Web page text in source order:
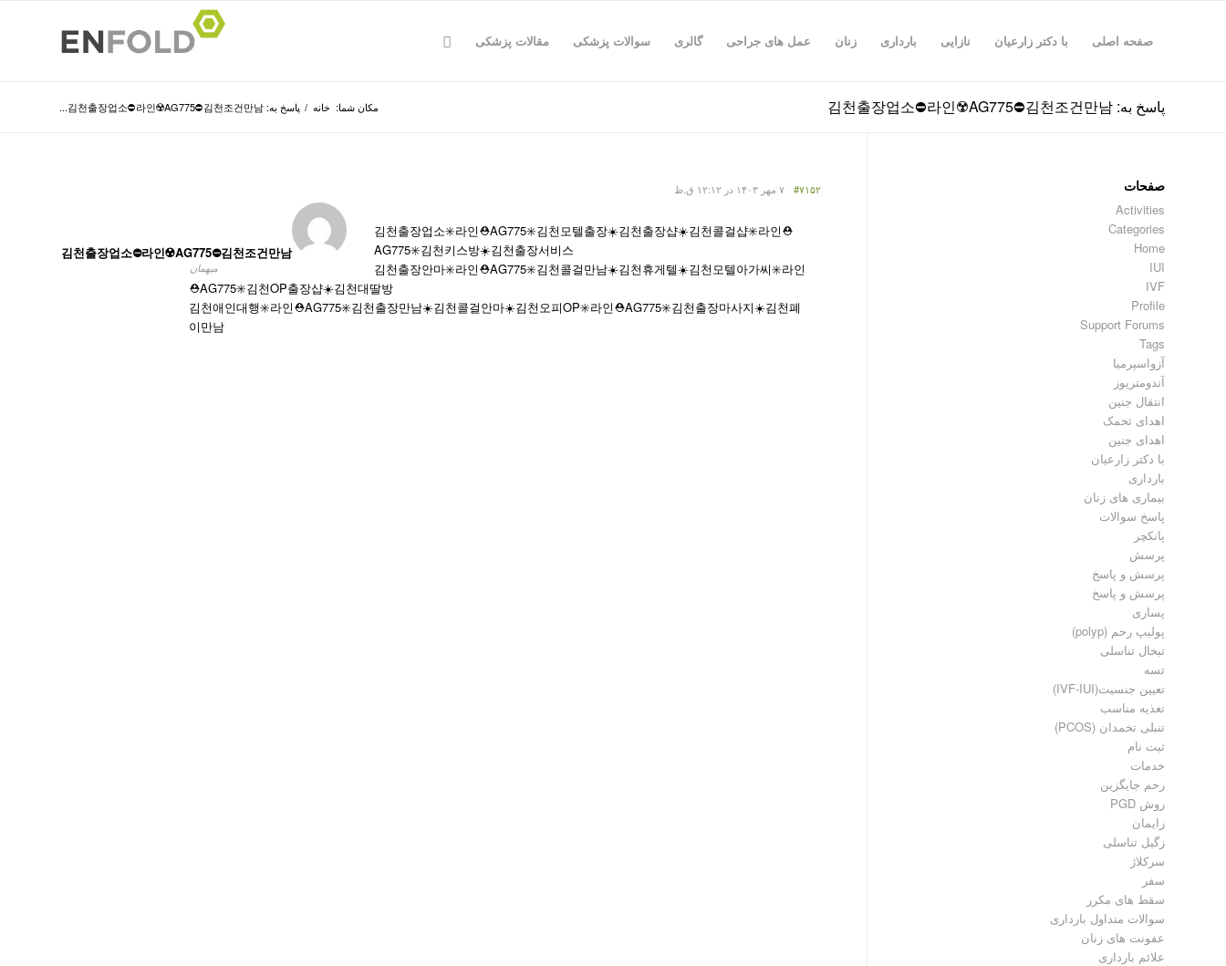
صفحه اصلی با دکتر زارعیان نازایی بارداری زنان عمل های جراحی گالری سوالات پزشکی مقالات پزشکی
پاسخ به: 김천출장업소⛔라인☢️AG775​​​​​​​⛔김천조건만남 مکان شما: خانه / پاسخ به: 김천출장업소⛔라인☢️AG775​​​​​​​⛔김천조건만남...
۷ مهر ۱۴۰۳ در ۱۲:۱۲ ق.ظ #۷۱۵۲
김천출장업소⛔라인☢️AG775​​​​​​​⛔김천조건만남
میهمان
김천출장업소✳️라인⛑️AG775​​​​​​​✳️김천모텔출장☀️김천출장샵☀️김천콜걸샵✳️라인⛑️
AG775​​​​​​​✳️김천키스방☀️김천출장서비스
김천출장안마✳️라인⛑️AG775​​​​​​​✳️김천콜걸만남☀️김천휴게텔☀️김천모텔아가씨✳️라인
⛑️AG775​​​​​​​✳️김천OP출장샵☀️김천대딸방
김천애인대행✳️라인⛑️AG775​​​​​​​✳️김천출장만남☀️김천콜걸안마☀️김천오피OP✳️라인⛑️AG775​​​​​​​✳️김천출장마사지☀️김천폐
이만남
صفحات
Activities
Categories
Home
IUI
IVF
Profile
Support Forums
Tags
آزواسپرمیا
آندومتریوز
انتقال جنین
اهدای تخمک
اهدای جنین
با دکتر زارعیان
بارداری
بیماری های زنان
پاسخ سوالات
پانکچر
پرسش
پرسش و پاسخ
پرسش و پاسخ
پساری
پولیپ رحم (polyp)
تبخال تناسلی
تسه
تعیین جنسیت(IVF-IUI)
تغذیه مناسب
تنبلی تخمدان (PCOS)
ثبت نام
خدمات
رحم جایگزین
روش PGD
زایمان
زگیل تناسلی
سرکلاژ
سفر
سقط های مکرر
سوالات متداول بارداری
عفونت های زنان
علائم بارداری